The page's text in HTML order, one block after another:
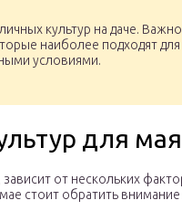
культур на даче.
наиболее подходят
условиями.
для мая
от нескольких
стоит обратить